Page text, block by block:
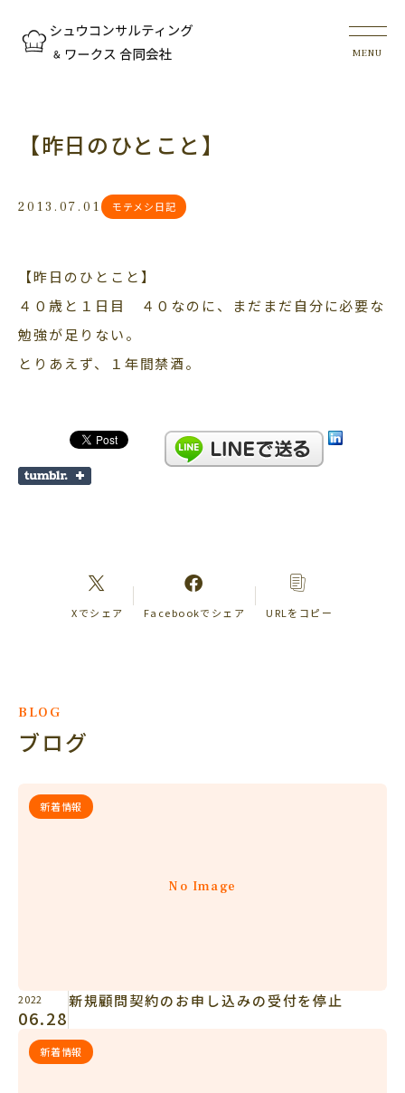
【昨日のひとこと】
2013.07.01 モテメシ日記
【昨日のひとこと】
４０歳と１日目 ４０なのに、まだまだ自分に必要な
勉強が足りない。
とりあえず、１年間禁酒。
Xでシェア Facebookでシェア URLをコピー
BLOG
ブログ
No Image
新着情報
2022
06.28
新規顧問契約のお申し込みの受付を停止
新着情報